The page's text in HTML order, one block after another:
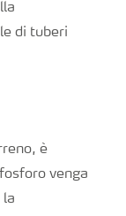
di tuberi
è
venga
la